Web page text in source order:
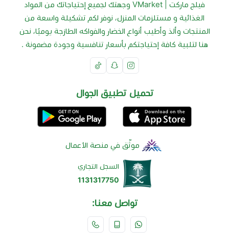
فيلج ماركت | VMarket وجهتك لجميع إحتياجاتك من المواد
الغذائية و مستلزمات المنزل، نوفر لكم تشكيلة واسعة من
المنتجات وألذ وأطيب أنواع الخضار والفواكه الطازجة يوميًا، نحن
هنا لتلبية كافة إحتياجتكم بأسعار تنافسية وجودة مضمونة .
تحميل تطبيق الجوال
موثّق في منصة الأعمال
السجل التجاري
1131317750
تواصل معنا: